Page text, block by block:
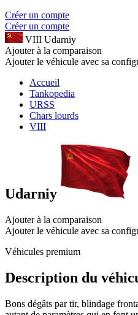
Créer un compte
Créer un compte
VIII Udarniy
Ajouter à la comparaison
Ajouter le véhicule avec sa
Accueil
Tankopedia
URSS
Chars lourds
VIII
Udarniy
Ajouter à la comparaison
Ajouter le véhicule avec sa
Véhicules premium
Description du
Bons dégâts par tir, blindage